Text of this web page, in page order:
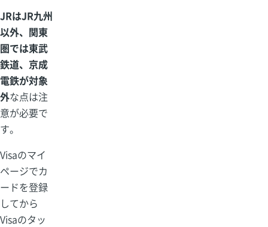
JRはJR九州
以外、関東
圏では東武
鉄道、京成
電鉄が対象
外な点は注
意が必要で
す。
Visaのマイ
ページでカ
ードを登録
してから
Visaのタッ